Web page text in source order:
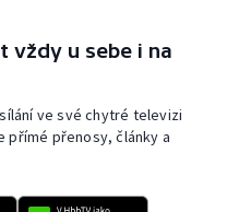
vždy u sebe i na
ve své chytré televizi
přímé přenosy, články a